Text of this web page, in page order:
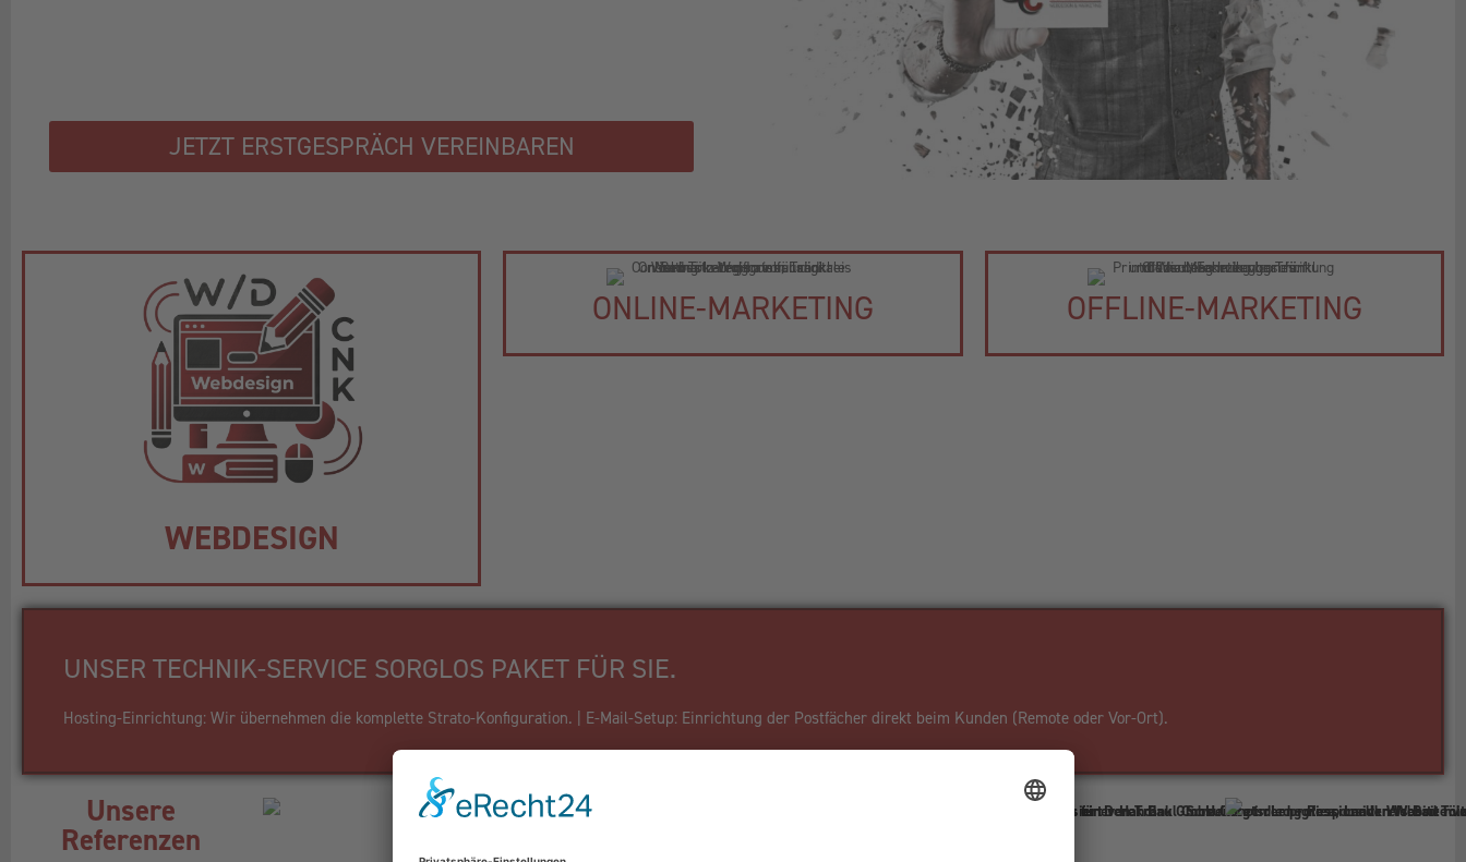
JETZT ERSTGESPRÄCH VEREINBAREN
WEBDESIGN
ONLINE-MARKETING OFFLINE-MARKETING
UNSER TECHNIK-SERVICE SORGLOS PAKET FÜR SIE.
Hosting-Einrichtung: Wir übernehmen die komplette Strato-Konfiguration. | E-Mail-Setup: Einrichtung der Postfächer direkt beim Kunden (Remote oder Vor-Ort).
Unsere
Referenzen